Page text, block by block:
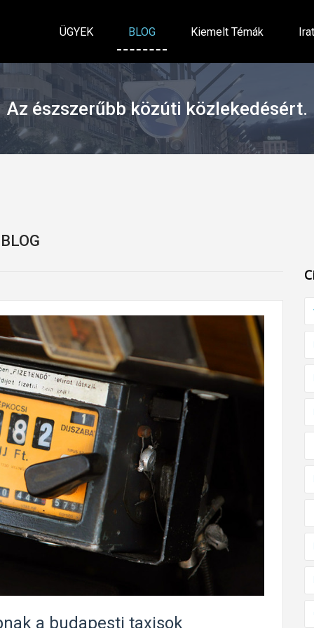
ÜGYEK BLOG Kiemelt Témák
Az észszerűbb közúti közlekedésért.
BLOG
a budapesti taxisok